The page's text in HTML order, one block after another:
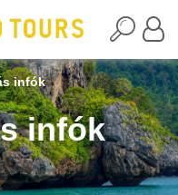
infók
infók